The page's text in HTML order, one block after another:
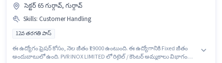
సెక్టర్ 65 గుర్గావ్, గుర్గావ్
Skills: Customer Handling
12వ తరగతి పాస్
ఈ ఉద్యోగం ఫ్రెషర్ కోసం, నెల జీతం ₹19000 ఉంటుంది. ఈ ఉద్యోగానికి Fixed జీతం
అందుబాటులో ఉంది. PVR INOX LIMITED లో రిటైల్ / కౌంటర్ అమ్మకాలు విభాగంలో